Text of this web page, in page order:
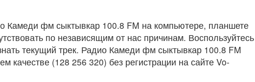
Камеди фм сыктывкар 100.8 FM на компьютере, планшете
по независящим от нас причинам. Воспользуйтесь
текущий трек. Радио Камеди фм сыктывкар 100.8 FM
качестве (128 256 320) без регистрации на сайте Vo-